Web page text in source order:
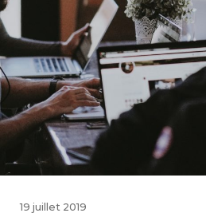
19 juillet 2019